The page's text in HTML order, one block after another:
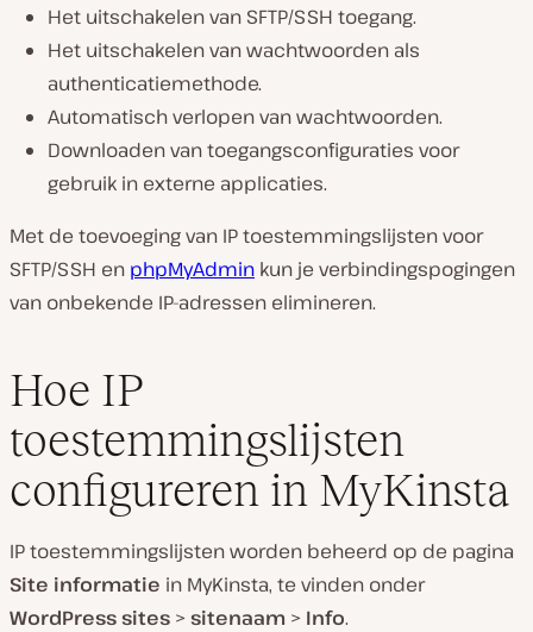
Het uitschakelen van SFTP/SSH toegang.
Het uitschakelen van wachtwoorden als
authenticatiemethode.
Automatisch verlopen van wachtwoorden.
Downloaden van toegangsconfiguraties voor
gebruik in externe applicaties.
Met de toevoeging van IP toestemmingslijsten voor
SFTP/SSH en phpMyAdmin kun je verbindingspogingen
van onbekende IP-adressen elimineren.
Hoe IP
toestemmingslijsten
configureren in MyKinsta
IP toestemmingslijsten worden beheerd op de pagina
Site informatie in MyKinsta, te vinden onder
WordPress sites >sitenaam > Info.